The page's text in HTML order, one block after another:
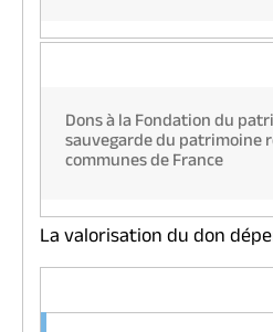
Dons à la Fondation du
sauvegarde du patrimoine
communes de France
La valorisation du don